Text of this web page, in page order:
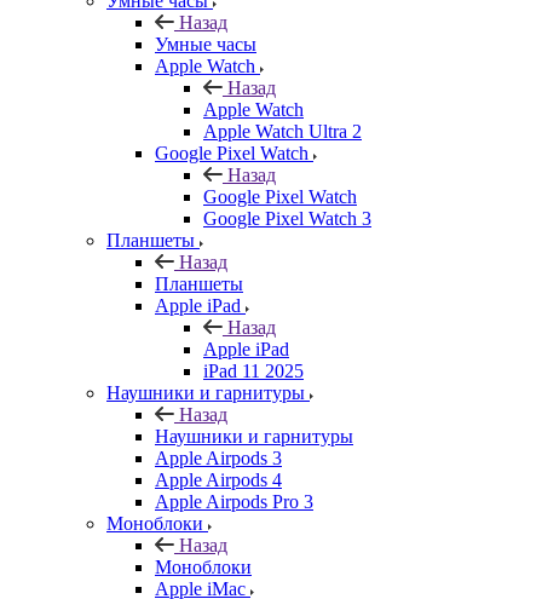
Назад
Умные часы
Apple Watch
Назад
Apple Watch
Apple Watch Ultra 2
Google Pixel Watch
Назад
Google Pixel Watch
Google Pixel Watch 3
Планшеты
Назад
Планшеты
Apple iPad
Назад
Apple iPad
iPad 11 2025
Наушники и гарнитуры
Назад
Наушники и гарнитуры
Apple Airpods 3
Apple Airpods 4
Apple Airpods Pro 3
Моноблоки
Назад
Моноблоки
Apple iMac